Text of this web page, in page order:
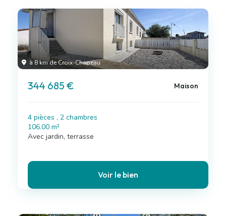
à 8 km de Croix-Chapeau
344 685 € Maison
4 pièces , 2 chambres
106.00 m²
Avec jardin, terrasse
Voir le bien